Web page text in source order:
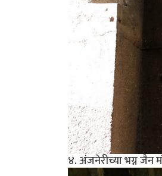
४. अंजनेरीच्या भग्न जैन